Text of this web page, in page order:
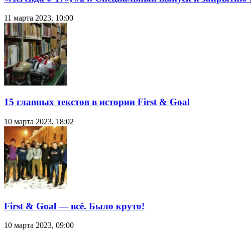
11 марта 2023, 10:00
15 главных текстов в истории First & Goal
10 марта 2023, 18:02
First & Goal — всё. Было круто!
10 марта 2023, 09:00